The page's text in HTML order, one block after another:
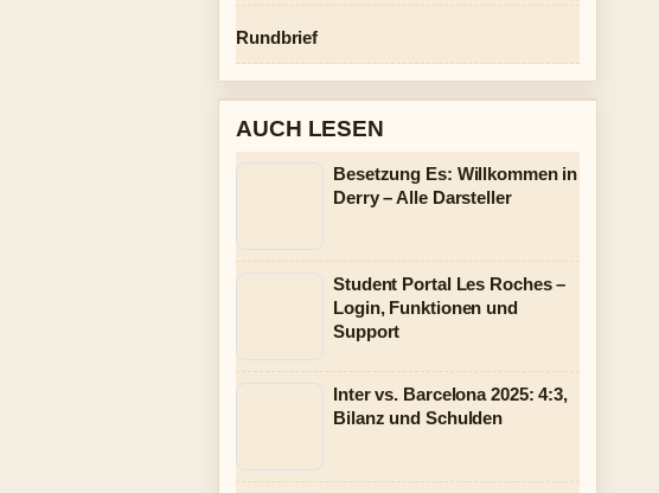
Rundbrief
AUCH LESEN
Besetzung Es: Willkommen in
Derry – Alle Darsteller
Student Portal Les Roches –
Login, Funktionen und
Support
Inter vs. Barcelona 2025: 4:3,
Bilanz und Schulden